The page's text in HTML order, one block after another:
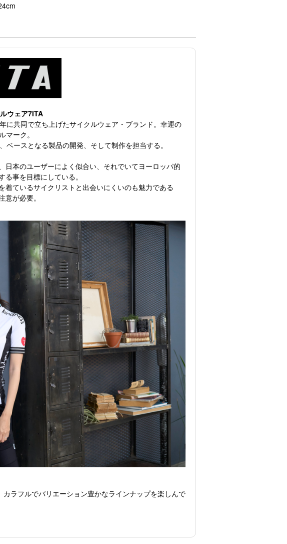
ウェア7ITA
に共同で立ち上げたサイクルウェア・ブランド。幸運の
ーク。
ースとなる製品の開発、そして制作を担当する。
本のユーザーによく似合い、それでいてヨーロッパ的
事を目標にしている。
ているサイクリストと出会いにくいのも魅力である
が必要。
ラフルでバリエーション豊かなラインナップを楽しんで